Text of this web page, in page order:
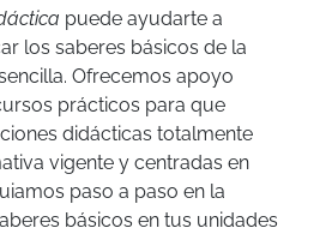
puede ayudarte a
los saberes básicos de la
Ofrecemos apoyo
prácticos para que
didácticas totalmente
vigente y centradas en
paso a paso en la
básicos en tus unidades